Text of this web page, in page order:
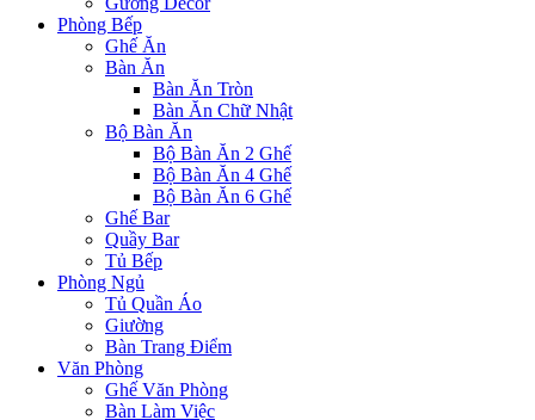
Phòng Bếp
Ghế Ăn
Bàn Ăn
Bàn Ăn Tròn
Bàn Ăn Chữ Nhật
Bộ Bàn Ăn
Bộ Bàn Ăn 2 Ghế
Bộ Bàn Ăn 4 Ghế
Bộ Bàn Ăn 6 Ghế
Ghế Bar
Quầy Bar
Tủ Bếp
Phòng Ngủ
Tủ Quần Áo
Giường
Bàn Trang Điểm
Văn Phòng
Ghế Văn Phòng
Bàn Làm Việc